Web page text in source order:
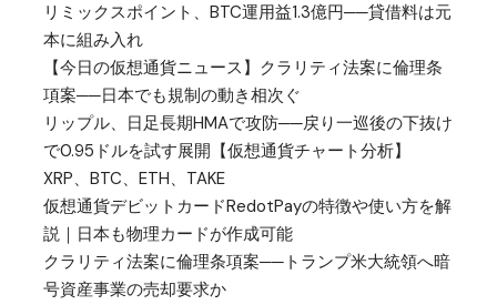
リミックスポイント、BTC運用益1.3億円──貸借料は元
本に組み入れ
【今日の仮想通貨ニュース】クラリティ法案に倫理条
項案──日本でも規制の動き相次ぐ
リップル、日足長期HMAで攻防──戻り一巡後の下抜け
で0.95ドルを試す展開【仮想通貨チャート分析】
XRP、BTC、ETH、TAKE
仮想通貨デビットカードRedotPayの特徴や使い方を解
説｜日本も物理カードが作成可能
クラリティ法案に倫理条項案──トランプ米大統領へ暗
号資産事業の売却要求か